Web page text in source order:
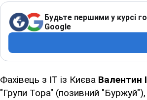
Будьте першими у курсі
Google
Фахівець з IT із Києва Валентин
"Групи Тора" (позивний "Буржуй"),